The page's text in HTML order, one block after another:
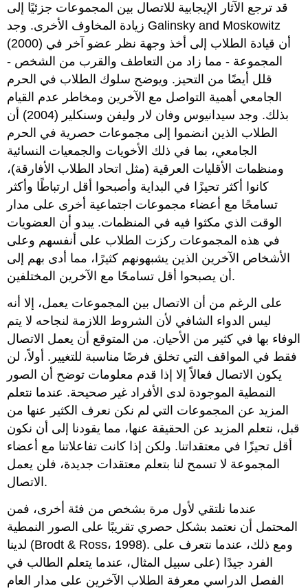
قد ترجع الآثار الإيجابية للاتصال بين المجموعات جزئيًا إلى
زيادة المخاوف الأخرى. وجد Galinsky and Moskowitz
(2000) أن قيادة الطلاب إلى أخذ وجهة نظر عضو آخر في
المجموعة - مما زاد من التعاطف والقرب من الشخص -
قلل أيضًا من التحيز. ويوضح سلوك الطلاب في الحرم
الجامعي أهمية التواصل مع الآخرين ومخاطر عدم القيام
بذلك. وجد سيدانيوس وفان لار وليفن وسنكلير (2004) أن
الطلاب الذين انضموا إلى مجموعات حصرية في الحرم
الجامعي، بما في ذلك الأخويات والجمعيات النسائية
ومنظمات الأقليات العرقية (مثل اتحاد الطلاب الأفارقة)،
كانوا أكثر تحيزًا في البداية وأصبحوا أقل ارتباطًا وأكثر
تسامحًا مع أعضاء مجموعات اجتماعية أخرى على مدار
الوقت الذي مكثوا فيه في المنظمات. يبدو أن العضويات
في هذه المجموعات ركزت الطلاب على أنفسهم وعلى
الأشخاص الآخرين الذين يشبهونهم كثيرًا، مما أدى بهم إلى
أن يصبحوا أقل تسامحًا مع الآخرين المختلفين.
على الرغم من أن الاتصال بين المجموعات يعمل، إلا أنه
ليس الدواء الشافي لأن الشروط اللازمة لنجاحه لا يتم
الوفاء بها في كثير من الأحيان. من المتوقع أن يعمل الاتصال
فقط في المواقف التي تخلق فرصًا مناسبة للتغيير. أولاً، لن
يكون الاتصال فعالاً إلا إذا قدم معلومات توضح أن الصور
النمطية الموجودة لدى الأفراد غير صحيحة. عندما نتعلم
المزيد عن المجموعات التي لم نكن نعرف الكثير عنها من
قبل، نتعلم المزيد عن الحقيقة عنها، مما يقودنا إلى أن نكون
أقل تحيزًا في معتقداتنا. ولكن إذا كانت تفاعلاتنا مع أعضاء
المجموعة لا تسمح لنا بتعلم معتقدات جديدة، فلن يعمل
الاتصال.
عندما نلتقي لأول مرة بشخص من فئة أخرى، فمن
المحتمل أن نعتمد بشكل حصري تقريبًا على الصور النمطية
لدينا (Brodt & Ross، 1998). ومع ذلك، عندما نتعرف على
الفرد جيدًا (على سبيل المثال، عندما يتعلم الطالب في
الفصل الدراسي معرفة الطلاب الآخرين على مدار العام